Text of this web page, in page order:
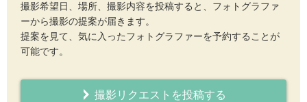
撮影希望日、場所、撮影内容を投稿すると、フォトグラファ
ーから撮影の提案が届きます。
提案を見て、気に入ったフォトグラファーを予約することが
可能です。
撮影リクエストを投稿する